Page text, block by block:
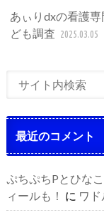
あぃりdxの看護
ども調査 2025.03.05
最近のコメント
ぷちぷちPとひな
ィールも！ に ワ